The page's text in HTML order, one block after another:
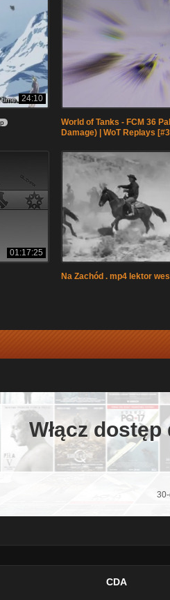
24:10
World of Tanks - FCM 36
Damage) | WoT Replays
01:17:25
Na Zachód . mp4 lektor
Włącz
CDA